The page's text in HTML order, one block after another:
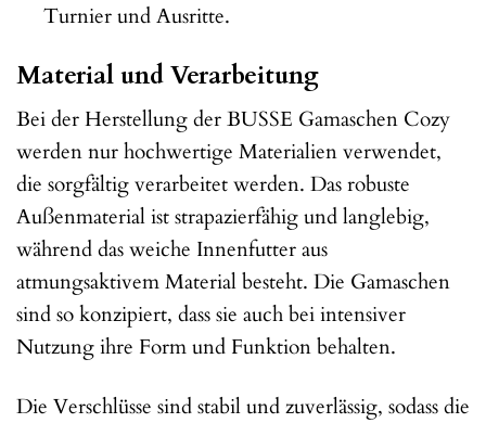
Turnier und Ausritte.
Material und Verarbeitung
Bei der Herstellung der BUSSE Gamaschen Cozy
werden nur hochwertige Materialien verwendet,
die sorgfältig verarbeitet werden. Das robuste
Außenmaterial ist strapazierfähig und langlebig,
während das weiche Innenfutter aus
atmungsaktivem Material besteht. Die Gamaschen
sind so konzipiert, dass sie auch bei intensiver
Nutzung ihre Form und Funktion behalten.
Die Verschlüsse sind stabil und zuverlässig, sodass die